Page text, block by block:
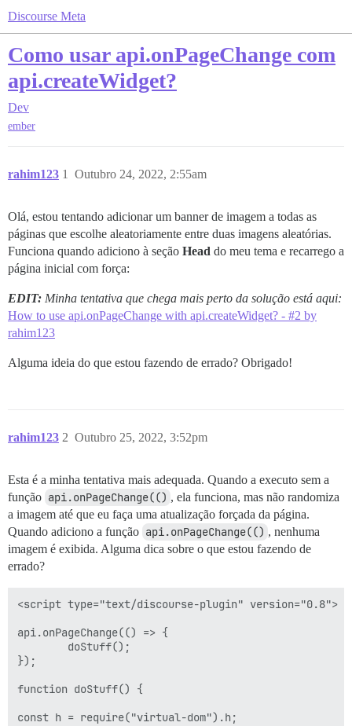
Discourse Meta
Como usar api.onPageChange com
api.createWidget?
Dev
ember
rahim123 Outubro 24, 2022, 2:55am
1
Olá, estou tentando adicionar um banner de imagem a todas as
páginas que escolhe aleatoriamente entre duas imagens aleatórias.
Funciona quando adiciono à seção Head do meu tema e recarrego a
página inicial com força:
EDIT: Minha tentativa que chega mais perto da solução está aqui:
How to use api.onPageChange with api.createWidget? - #2 by
rahim123
Alguma ideia do que estou fazendo de errado? Obrigado!
rahim123 Outubro 25, 2022, 3:52pm
2
Esta é a minha tentativa mais adequada. Quando a executo sem a
função api.onPageChange(() , ela funciona, mas não randomiza
a imagem até que eu faça uma atualização forçada da página.
Quando adiciono a função api.onPageChange(() , nenhuma
imagem é exibida. Alguma dica sobre o que estou fazendo de
errado?
<script type="text/discourse-plugin" version="0.8">
api.onPageChange(() => {
        doStuff();
});
function doStuff() {
const h = require("virtual-dom").h;